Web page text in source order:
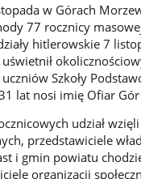
w Górach
77 rocznicy
hitlerowskie 7
Szkoły
lat nosi imię Ofiar
udział
przedstawiciele
i gmin powiatu
organizacji